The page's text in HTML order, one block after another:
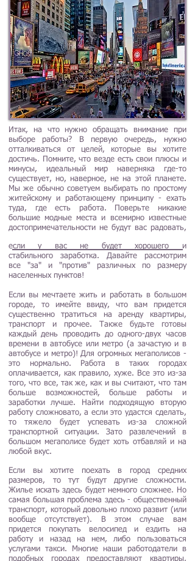
Итак, на что нужно обращать внимание при
выборе работы? В первую очередь, нужно
отталкиваться от целей, которые вы хотите
достичь. Помните, что везде есть свои плюсы и
минусы, идеальный мир наверняка где-то
существует, но, наверное, не на этой планете.
Мы же обычно советуем выбирать по простому
житейскому и работающему принципу - ехать
туда, где есть работа. Поверьте никакие
большие модные места и всемирно известные
достопримечательности не будут вас радовать,
если у вас не будет хорошего и
стабильного заработка. Давайте рассмотрим
все "за" и "против" различных по размеру
населенных пунктов!
Если вы мечтаете жить и работать в большом
городе, то имейте ввиду, что вам придется
существенно тратиться на аренду квартиры,
транспорт и прочее. Также будьте готовы
каждый день проводить до одного-двух часов
времени в автобусе или метро (а зачастую и в
автобусе и метро)! Для огромных мегаполисов -
это нормально. Работа в таких городах
оплачивается, как правило, хуже. Все это из-за
того, что все, так же, как и вы считают, что там
больше возможностей, больше работы и
заработки лучше. Найти подходящую вторую
работу сложновато, а если это удастся сделать,
то тяжело будет успевать из-за сложной
транспортной ситуации. Зато развлечений в
большом мегаполисе будет хоть отбавляй и на
любой вкус.
Если вы хотите поехать в город средних
размеров, то тут будут другие сложности.
Жилье искать здесь будет немного сложнее. Но
самая большая проблема здесь - общественный
транспорт, который довольно плохо развит (или
вообще отсутствует). В этом случае вам
придется покупать велосипед и ездить на
работу и назад на нем, либо пользоваться
услугами такси. Многие наши работодатели в
подобных городах предоставляют квартиры,